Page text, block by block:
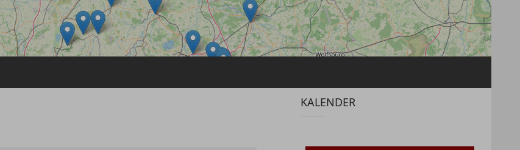
KALENDER
ANMELDEN
Registrieren
Benutzername vergessen
Passwort vergessen